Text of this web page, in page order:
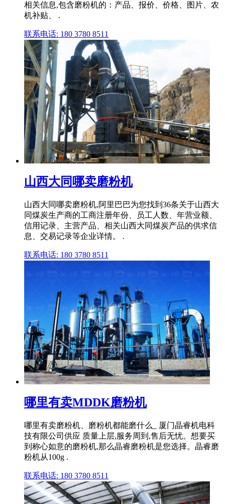
相关信息,包含磨粉机的：产品、报价、价格、图片、农
机补贴、 .
联系电话: 180 3780 8511
山西大同哪卖磨粉机
山西大同哪卖磨粉机,阿里巴巴为您找到36条关于山西大
同煤炭生产商的工商注册年份、员工人数、年营业额、
信用记录、主营产品、相关山西大同煤炭产品的供求信
息、交易记录等企业详情。 .
联系电话: 180 3780 8511
哪里有卖MDDK磨粉机
哪里有卖磨粉机、磨粉机都能磨什么_ 厦门晶睿机电科
技有限公司供应 质量上层,服务周到,售后无忧。想要买
到称心如意的磨粉机,那么晶睿磨粉机是您选择。晶睿磨
粉机从100g .
联系电话: 180 3780 8511